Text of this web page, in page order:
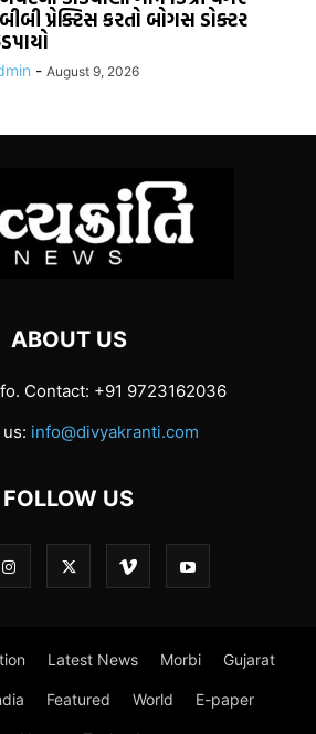
પ્રેક્ટિસ કરતો બોગસ ડોક્ટર
- August 9, 2026
ABOUT US
Contact: +91 9723162036
info@divyakranti.com
FOLLOW US
Latest News Morbi Gujarat
Featured World E-paper